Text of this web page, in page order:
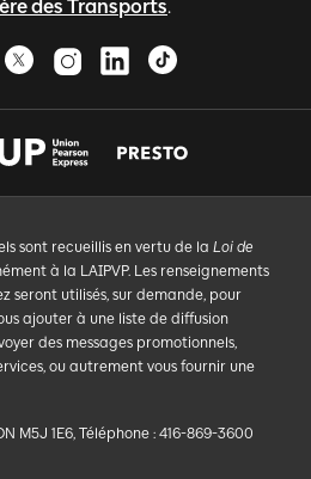
des Transports.
sont recueillis en vertu de la Loi de
à la LAIPVP. Les renseignements
seront utilisés, sur demande, pour
ajouter à une liste de diffusion
des messages promotionnels,
ou autrement vous fournir une
M5J 1E6, Téléphone : 416-869-3600